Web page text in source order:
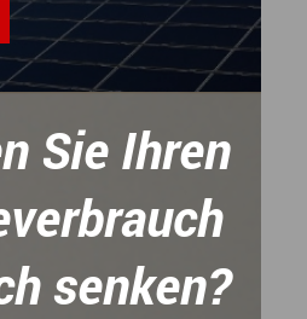
Sie Ihren
senken?